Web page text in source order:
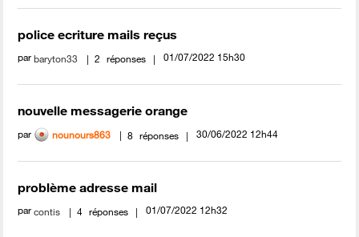
police ecriture mails reçus
parbaryton33 2 réponses ‎01/07/2022 15h30
nouvelle messagerie orange
par nounours863 8 réponses ‎30/06/2022 12h44
problème adresse mail
parcontis 4 réponses ‎01/07/2022 12h32